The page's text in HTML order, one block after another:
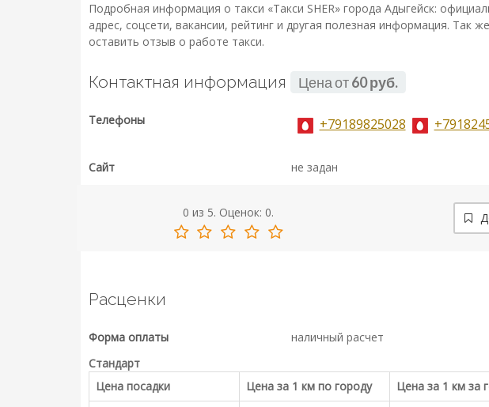
Подробная информация о такси «Такси SHER» города Адыгейск:
адрес, соцсети, вакансии, рейтинг и другая полезная информация. Так
оставить отзыв о работе такси.
Контактная информация Цена от60 руб.
Телефоны +79189825028
Сайт не задан
0 из 5. Оценок: 0.
Расценки
Форма оплаты
наличный расчет
Стандарт
Цена посадки
Цена за 1 км по городу Цена за 1 км за